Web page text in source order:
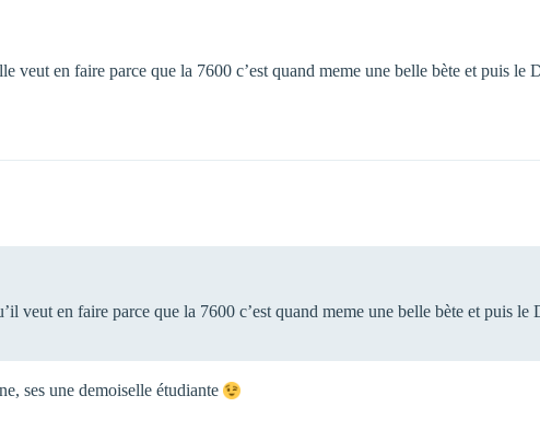
veut en faire parce que la 7600 c’est quand meme une belle bète et puis
veut en faire parce que la 7600 c’est quand meme une belle bète et puis
ses une demoiselle étudiante